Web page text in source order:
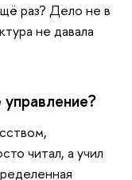
раз? Дело не в
не давала
читал, а учил